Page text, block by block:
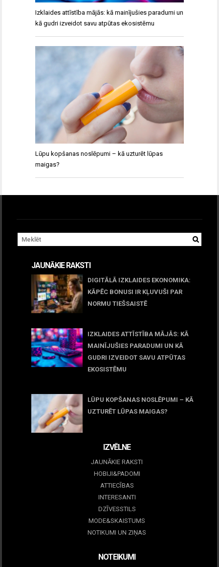
Izklaides attīstība mājās: kā mainījušies paradumi un
kā gudri izveidot savu atpūtas ekosistēmu
Lūpu kopšanas noslēpumi – kā uzturēt lūpas
maigas?
JAUNĀKIE RAKSTI
DIGITĀLĀ IZKLAIDES EKONOMIKA:
KĀPĒC BONUSI IR KĻUVUŠI PAR
NORMU TIEŠSAISTĒ
IZKLAIDES ATTĪSTĪBA MĀJĀS: KĀ
MAINĪJUŠIES PARADUMI UN KĀ
GUDRI IZVEIDOT SAVU ATPŪTAS
EKOSISTĒMU
LŪPU KOPŠANAS NOSLĒPUMI – KĀ
UZTURĒT LŪPAS MAIGAS?
IZVĒLNE
JAUNĀKIE RAKSTI
HOBIJI&PADOMI
ATTIECĪBAS
INTERESANTI
DZĪVESSTILS
MODE&SKAISTUMS
NOTIKUMI UN ZIŅAS
NOTEIKUMI